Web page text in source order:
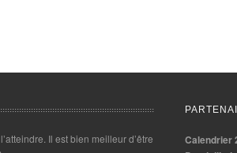
Il est bien meilleur d’être
Calendrier